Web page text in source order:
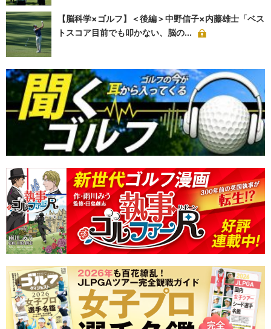
【脳科学×ゴルフ】＜後編＞中野信子×内藤雄士「ベス
トスコア目前でも叩かない、脳の...